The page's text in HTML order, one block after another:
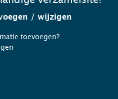
/ wijzigen
toevoegen?